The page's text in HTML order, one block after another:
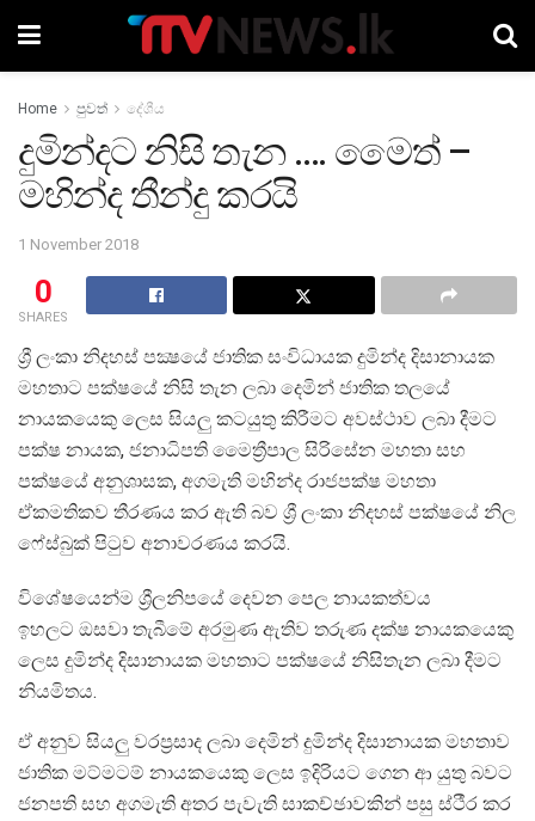
Home පුවත් දේශීය
දුමින්දට නිසි තැන …. මෛත්‍ –
මහින්ද තීන්දු කරයි
1 November 2018
0
SHARES
ශ්‍රී ලංකා නිදහස් පක්‍ෂයේ ජාතික සංවිධායක දුමින්ද දිසානායක
මහතාට පක්ෂයේ නිසි තැන ලබා දෙමින් ජාතික තලයේ
නායකයෙකු ලෙස සියලු කටයුතු කිරීමට අවස්ථාව ලබා දීමට
පක්ෂ නායක, ජනාධිපති මෛත්‍රීපාල සිරිසේන මහතා සහ
පක්ෂයේ අනුශාසක, අගමැති මහින්ද රාජපක්ෂ මහතා
ඒකමතිකව තීරණය කර ඇති බව ශ්‍රී ලංකා නිදහස් පක්ෂයේ නිල
ෆේස්බුක් පිටුව අනාවරණය කරයි.
විශේෂයෙන්ම ශ්‍රීලනිපයේ දෙවන පෙල නායකත්වය
ඉහලට ඔසවා තැබීමේ අරමුණ ඇතිව තරුණ දක්ෂ නායකයෙකු
ලෙස දුමින්ද දිසානායක මහතාට පක්ෂයේ නිසිතැන ලබා දීමට
නියමිතය.
ඒ අනුව සියලු වරප්‍රසාද ලබා දෙමින් දුමින්ද දිසානායක මහතාව
ජාතික මට්මටම් නායකයෙකු ලෙස ඉදිරියට ගෙන ආ යුතු බවට
ජනපති සහ අගමැති අතර පැවැති සාකච්ඡාවකින් පසු ස්ථීර කර